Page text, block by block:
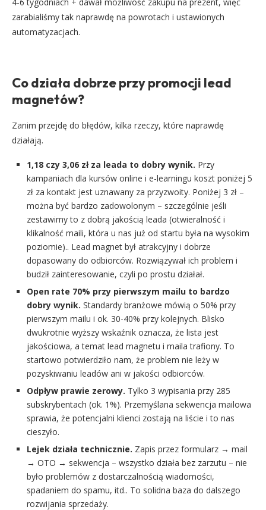
zarabialiśmy tak naprawdę na powrotach i ustawionych
automatyzacjach.
Co działa dobrze przy promocji lead
magnetów?
Zanim przejdę do błędów, kilka rzeczy, które naprawdę
działają.
1,18 czy 3,06 zł za leada to dobry wynik. Przy
kampaniach dla kursów online i e-learningu koszt poniżej 5
zł za kontakt jest uznawany za przyzwoity. Poniżej 3 zł –
można być bardzo zadowolonym – szczególnie jeśli
zestawimy to z dobrą jakością leada (otwieralność i
klikalność maili, która u nas już od startu była na wysokim
poziomie).. Lead magnet był atrakcyjny i dobrze
dopasowany do odbiorców. Rozwiązywał ich problem i
budził zainteresowanie, czyli po prostu działał.
Open rate 70% przy pierwszym mailu to bardzo
dobry wynik. Standardy branżowe mówią o 50% przy
pierwszym mailu i ok. 30-40% przy kolejnych. Blisko
dwukrotnie wyższy wskaźnik oznacza, że lista jest
jakościowa, a temat lead magnetu i maila trafiony. To
startowo potwierdziło nam, że problem nie leży w
pozyskiwaniu leadów ani w jakości odbiorców.
Odpływ prawie zerowy. Tylko 3 wypisania przy 285
subskrybentach (ok. 1%). Przemyślana sekwencja mailowa
sprawia, że potencjalni klienci zostają na liście i to nas
cieszyło.
Lejek działa technicznie. Zapis przez formularz → mail
→ OTO → sekwencja – wszystko działa bez zarzutu – nie
było problemów z dostarczalnością wiadomości,
spadaniem do spamu, itd.. To solidna baza do dalszego
rozwijania sprzedaży.